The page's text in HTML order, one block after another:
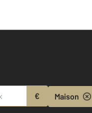
€ Maison